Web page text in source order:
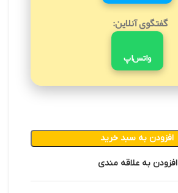
گفتگوی آنلاین:
واتس‌اپ
افزودن به سبد خرید
افزودن به علاقه مندی